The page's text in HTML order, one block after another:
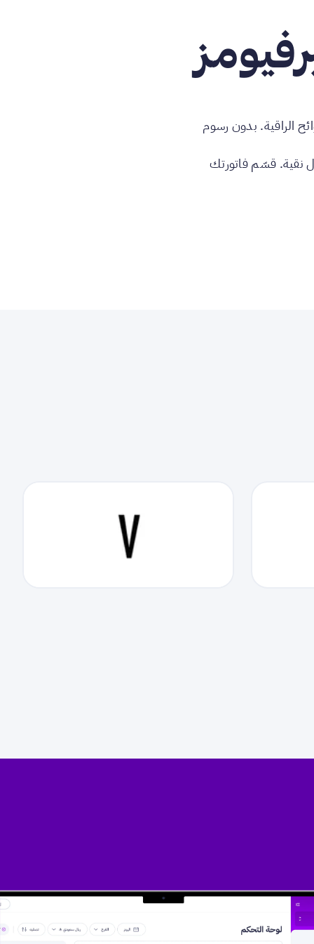
الراقية. بدون رسوم
نقية. قسّم فاتورتك